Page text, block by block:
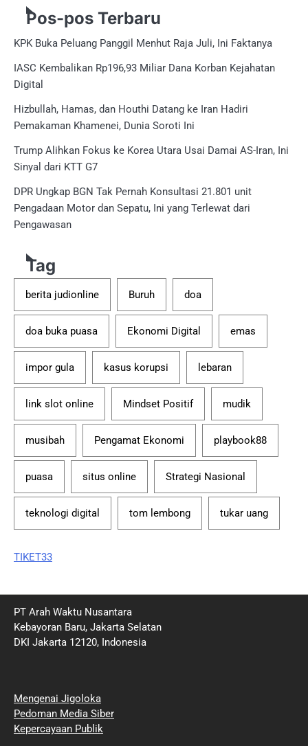
Pos-pos Terbaru
KPK Buka Peluang Panggil Menhut Raja Juli, Ini Faktanya
IASC Kembalikan Rp196,93 Miliar Dana Korban Kejahatan
Digital
Hizbullah, Hamas, dan Houthi Datang ke Iran Hadiri
Pemakaman Khamenei, Dunia Soroti Ini
Trump Alihkan Fokus ke Korea Utara Usai Damai AS-Iran, Ini
Sinyal dari KTT G7
DPR Ungkap BGN Tak Pernah Konsultasi 21.801 unit
Pengadaan Motor dan Sepatu, Ini yang Terlewat dari
Pengawasan
Tag
berita judionline Buruh doa
doa buka puasa Ekonomi Digital emas
impor gula kasus korupsi lebaran
link slot online Mindset Positif mudik
musibah Pengamat Ekonomi playbook88
puasa situs online Strategi Nasional
teknologi digital tom lembong tukar uang
TIKET33
PT Arah Waktu Nusantara
Kebayoran Baru, Jakarta Selatan
DKI Jakarta 12120, Indonesia
Mengenai Jigoloka
Pedoman Media Siber
Kepercayaan Publik